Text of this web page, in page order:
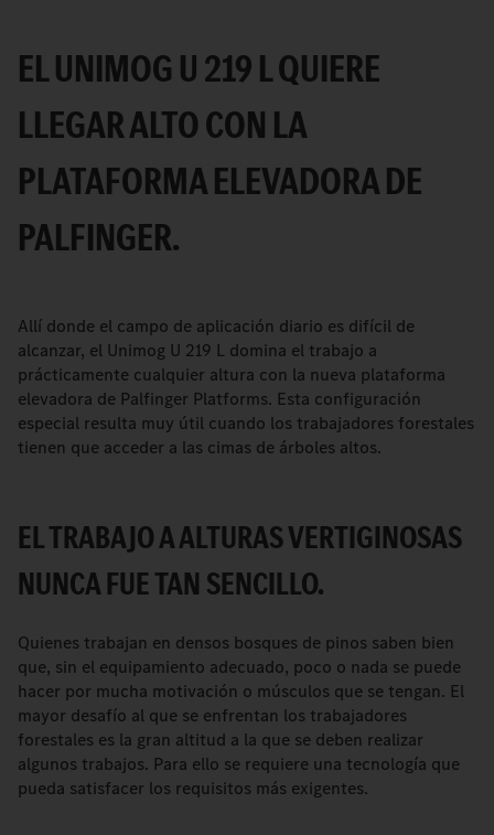
EL UNIMOG U 219 L QUIERE
LLEGAR ALTO CON LA
PLATAFORMA ELEVADORA DE
PALFINGER.
Allí donde el campo de aplicación diario es difícil de
alcanzar, el Unimog U 219 L domina el trabajo a
prácticamente cualquier altura con la nueva plataforma
elevadora de Palfinger Platforms. Esta configuración
especial resulta muy útil cuando los trabajadores forestales
tienen que acceder a las cimas de árboles altos.
EL TRABAJO A ALTURAS VERTIGINOSAS
NUNCA FUE TAN SENCILLO.
Quienes trabajan en densos bosques de pinos saben bien
que, sin el equipamiento adecuado, poco o nada se puede
hacer por mucha motivación o músculos que se tengan. El
mayor desafío al que se enfrentan los trabajadores
forestales es la gran altitud a la que se deben realizar
algunos trabajos. Para ello se requiere una tecnología que
pueda satisfacer los requisitos más exigentes.